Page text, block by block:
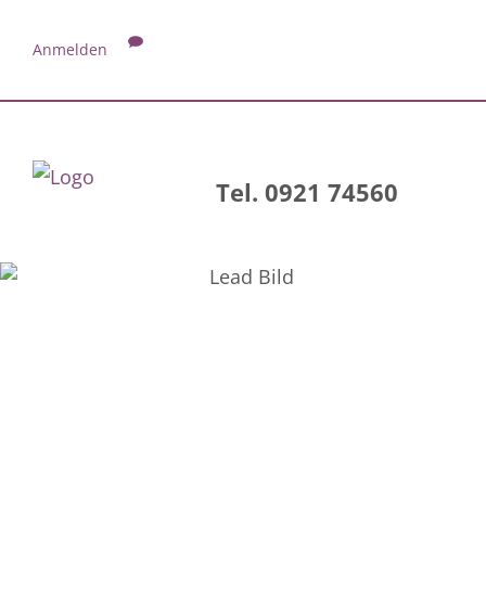
Anmelden
Tel. 0921 74560